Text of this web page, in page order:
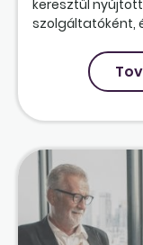
keresztül
szolgáltatóként,